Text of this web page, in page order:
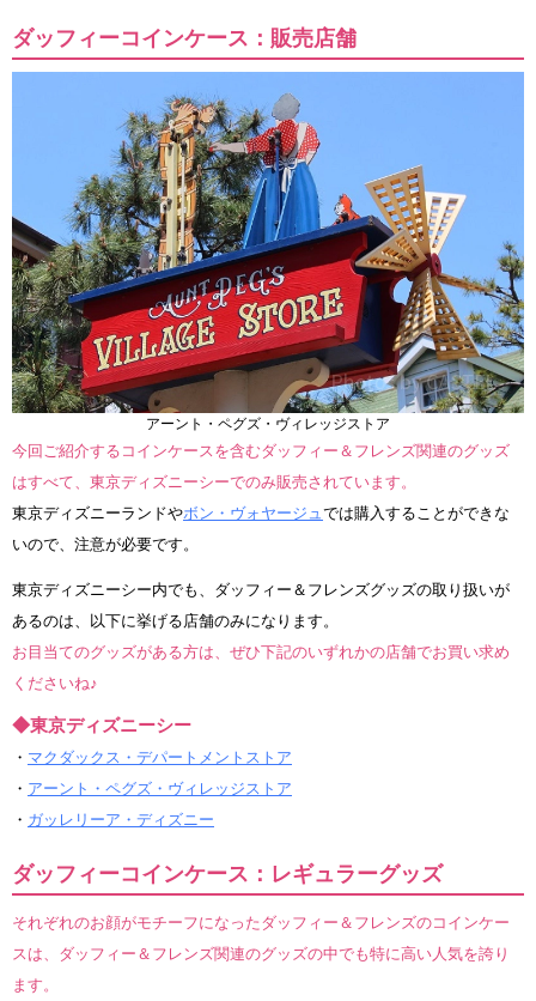
ダッフィーコインケース：販売店舗
アーント・ペグズ・ヴィレッジストア
今回ご紹介するコインケースを含むダッフィー＆フレンズ関連のグッズ
はすべて、東京ディズニーシーでのみ販売されています。
東京ディズニーランドやボン・ヴォヤージュでは購入することができな
いので、注意が必要です。
東京ディズニーシー内でも、ダッフィー＆フレンズグッズの取り扱いが
あるのは、以下に挙げる店舗のみになります。
お目当てのグッズがある方は、ぜひ下記のいずれかの店舗でお買い求め
くださいね♪
◆東京ディズニーシー
・ マクダックス・デパートメントストア
・ アーント・ペグズ・ヴィレッジストア
・ ガッレリーア・ディズニー
ダッフィーコインケース：レギュラーグッズ
それぞれのお顔がモチーフになったダッフィー＆フレンズのコインケー
スは、ダッフィー＆フレンズ関連のグッズの中でも特に高い人気を誇り
ます。